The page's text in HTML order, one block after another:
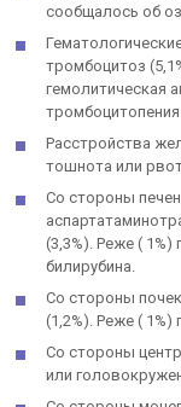
сообщалось об
тромбоцитоз
гемолитическая
тромбоцитопения.
Расстройства
тошнота или
Со стороны
(3,3%). Реже (
билирубина.
Со стороны
(1,2%). Реже (
Со стороны
или